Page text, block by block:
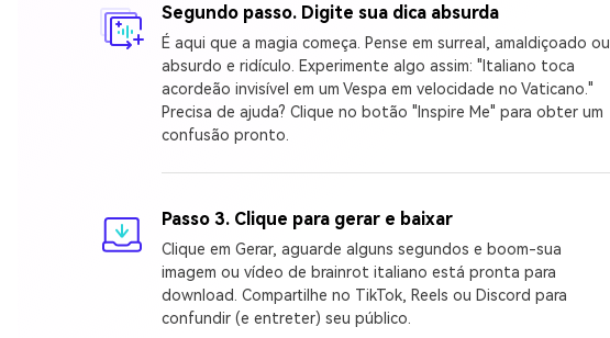
Segundo passo. Digite sua dica absurda
É aqui que a magia começa. Pense em surreal, amaldiçoado ou
absurdo e ridículo. Experimente algo assim: "Italiano toca
acordeão invisível em um Vespa em velocidade no Vaticano."
Precisa de ajuda? Clique no botão "Inspire Me" para obter um
confusão pronto.
Passo 3. Clique para gerar e baixar
Clique em Gerar, aguarde alguns segundos e boom-sua
imagem ou vídeo de brainrot italiano está pronta para
download. Compartilhe no TikTok, Reels ou Discord para
confundir (e entreter) seu público.